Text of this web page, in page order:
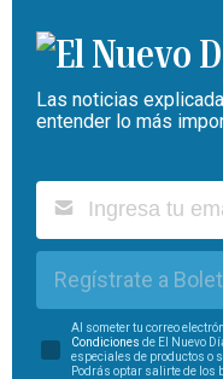
Las noticias
entender lo más
Regístrate a
Al someter tu correo
Condiciones de El Nuevo
especiales de productos o
Podrás optar salirte de los